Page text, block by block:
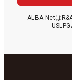
ALBA Netは